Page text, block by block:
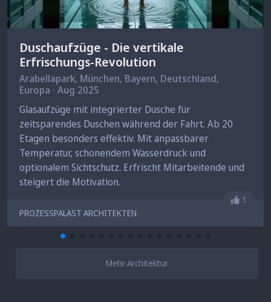
Duschaufzüge - Die vertikale
Erfrischungs-Revolution
Arabellapark, München, Bayern, Deutschland,
Europa · Aug 2025
Glasaufzüge mit integrierter Dusche für
zeitsparendes Duschen während der Fahrt. Ab 20
Etagen besonders effektiv. Mit anpassbarer
Temperatur, schonendem Wasserdruck und
optionalem Sichtschutz. Erfrischt Mitarbeitende und
steigert die Motivation.
Gefällt
1
PROZESSPALAST ARCHITEKTEN
Mehr Architektur